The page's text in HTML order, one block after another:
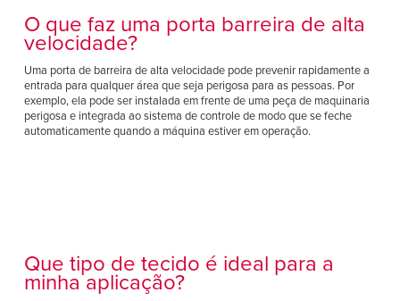
English
中文
MIDDLE EAST/AFRICA
English
O que faz uma porta barreira de alta
velocidade?
Uma porta de barreira de alta velocidade pode prevenir rapidamente a
entrada para qualquer área que seja perigosa para as pessoas. Por
exemplo, ela pode ser instalada em frente de uma peça de maquinaria
perigosa e integrada ao sistema de controle de modo que se feche
automaticamente quando a máquina estiver em operação.
Que tipo de tecido é ideal para a
minha aplicação?